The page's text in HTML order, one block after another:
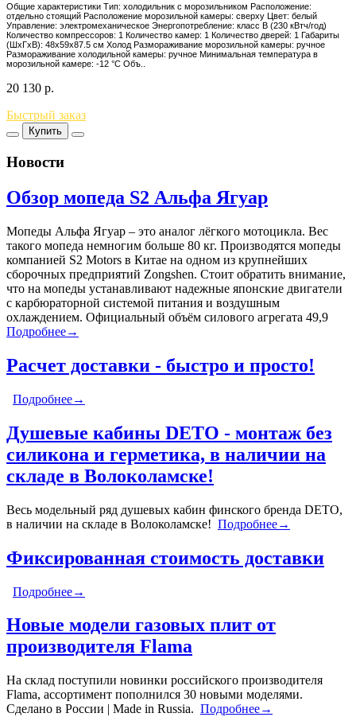
Общие характеристики Тип: холодильник с морозильником Расположение:
отдельно стоящий Расположение морозильной камеры: сверху Цвет: белый
Управление: электромеханическое Энергопотребление: класс B (230 кВтч/год)
Количество компрессоров: 1 Количество камер: 1 Количество дверей: 1 Габариты
(ШxГxВ): 48x59x87.5 см Холод Размораживание морозильной камеры: ручное
Размораживание холодильной камеры: ручное Минимальная температура в
морозильной камере: -12 °C Объ..
20 130 р.
Быстрый заказ
Купить
Новости
Обзор мопеда S2 Альфа Ягуар
Мопеды Альфа Ягуар – это аналог лёгкого мотоцикла. Вес
такого мопеда немногим больше 80 кг. Производятся мопеды
компанией S2 Motors в Китае на одном из крупнейших
сборочных предприятий Zongshen. Стоит обратить внимание,
что на мопеды устанавливают надежные японские двигатели
с карбюраторной системой питания и воздушным
охлаждением. Официальный объём силового агрегата 49,9
Подробнее→
Расчет доставки - быстро и просто!
Подробнее→
Душевые кабины DETO - монтаж без
силикона и герметика, в наличии на
складе в Волоколамске!
Весь модельный ряд душевых кабин финского бренда DETO,
в наличии на складе в Волоколамске! Подробнее→
Фиксированная стоимость доставки
Подробнее→
Новые модели газовых плит от
производителя Flama
На склад поступили новинки российского производителя
Flama, ассортимент пополнился 30 новыми моделями.
Сделано в России | Made in Russia. Подробнее→